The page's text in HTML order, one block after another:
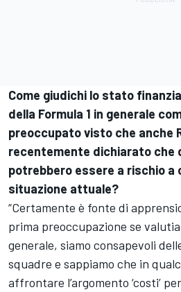
Come giudichi lo stato
della Formula 1 in generale
preoccupato visto che anche
recentemente dichiarato che
potrebbero essere a rischio a
situazione attuale?
“Certamente è fonte di
prima preoccupazione se
generale, siamo consapevoli
squadre e sappiamo che in
affrontare l’argomento ‘costi’